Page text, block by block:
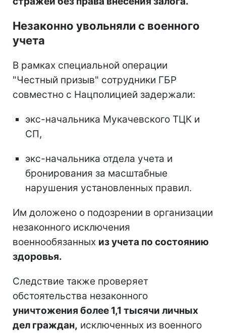
Незаконно увольняли с военного
учета
В рамках специальной операции
"Честный призыв" сотрудники ГБР
совместно с Нацполицией задержали:
экс-начальника Мукачевского ТЦК и
СП,
экс-начальника отдела учета и
бронирования за масштабные
нарушения установленных правил.
Им доложено о подозрении в организации
незаконного исключения
военнообязанных из учета по состоянию
здоровья.
Следствие также проверяет
обстоятельства незаконного
уничтожения более 1,1 тысячи личных
дел граждан, исключенных из военного